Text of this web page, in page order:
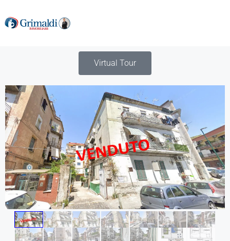
Virtual Tour